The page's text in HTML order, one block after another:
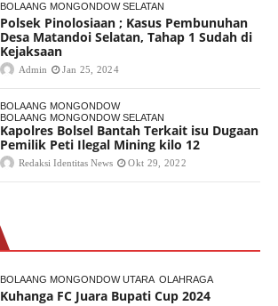
BOLAANG MONGONDOW SELATAN
Polsek Pinolosiaan ; Kasus Pembunuhan
Desa Matandoi Selatan, Tahap 1 Sudah di
Kejaksaan
Admin Jan 25, 2024
BOLAANG MONGONDOW
BOLAANG MONGONDOW SELATAN
Kapolres Bolsel Bantah Terkait isu Dugaan
Pemilik Peti Ilegal Mining kilo 12
Redaksi Identitas News Okt 29, 2022
BOLAANG MONGONDOW UTARA OLAHRAGA
Kuhanga FC Juara Bupati Cup 2024